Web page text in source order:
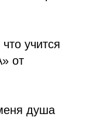
учится
от
душа